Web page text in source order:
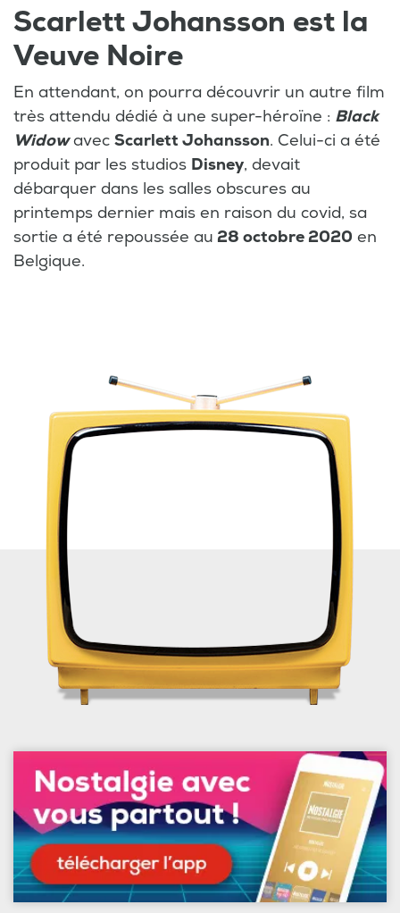
Scarlett Johansson est la
Veuve Noire
En attendant, on pourra découvrir un autre film
très attendu dédié à une super-héroïne : Black
Widowavec Scarlett Johansson. Celui-ci a été
produit par les studios Disney, devait
débarquer dans les salles obscures au
printemps dernier mais en raison du covid, sa
sortie a été repoussée au 28 octobre 2020 en
Belgique.